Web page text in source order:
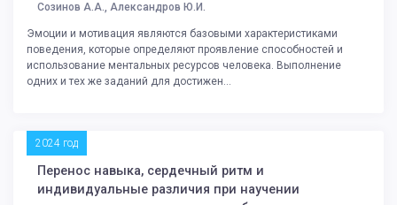
Созинов А.А., Александров Ю.И.
Эмоции и мотивация являются базовыми характеристиками
поведения, которые определяют проявление способностей и
использование ментальных ресурсов человека. Выполнение
одних и тех же заданий для достижен...
2024 год
Перенос навыка, сердечный ритм и
индивидуальные различия при научении